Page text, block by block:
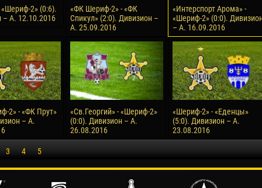
«Шериф-2» (0:6).
– А. 12.10.2016
«ФК Шериф-2» - «ФК
Спикул» (2:0). Дивизион –
А. 25.09.2016
«Интерспорт Арома» -
«Шериф-2» (0:0).
– А. 16.09.2016
2» - «ФК Прут»
– А.
«Св.Георгий» - «Шериф-2»
(0:0). Дивизион – А.
26.08.2016
«Шериф-2» - «Еденцы»
(5:0). Дивизион – А.
23.08.2016
3 4 5